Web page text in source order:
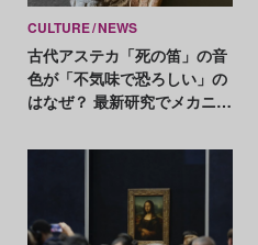
CULTURE NEWS
古代アステカ「死の笛」の音
色が「不気味で恐ろしい」の
はなぜ？ 最新研究でメカニズ